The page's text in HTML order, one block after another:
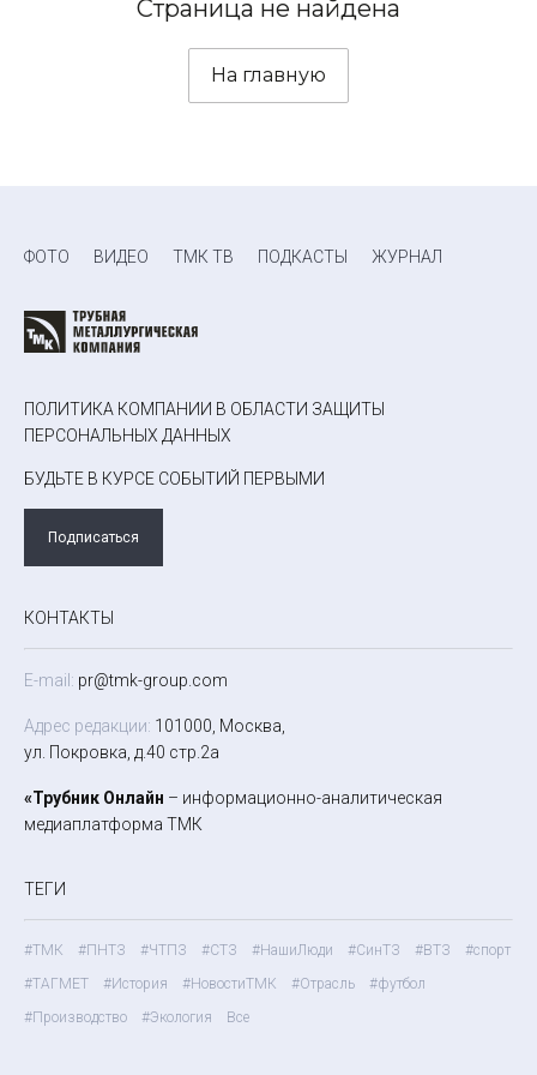
Страница не найдена
На главную
ФОТО ВИДЕО ТМК ТВ ПОДКАСТЫ ЖУРНАЛ
ПОЛИТИКА КОМПАНИИ В ОБЛАСТИ ЗАЩИТЫ
ПЕРСОНАЛЬНЫХ ДАННЫХ
БУДЬТЕ В КУРСЕ СОБЫТИЙ ПЕРВЫМИ
Подписаться
КОНТАКТЫ
E-mail: pr@tmk-group.com
Адрес редакции: 101000, Москва,
ул. Покровка, д.40 стр.2а
«Трубник Онлайн – информационно-аналитическая
медиаплатформа ТМК
ТЕГИ
#ТМК #ПНТЗ #ЧТПЗ #СТЗ #НашиЛюди #СинТЗ #ВТЗ
#спорт
#ТАГМЕТ
#История #НовостиТМК #Отрасль
#футбол
#Производство
#Экология Все